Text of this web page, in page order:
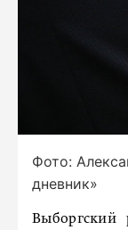
Фото:
дневник»
Выборгский